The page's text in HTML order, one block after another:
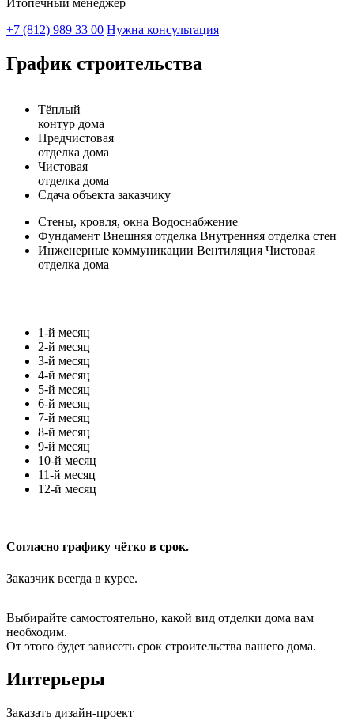
Итопечный менеджер
+7 (812) 989 33 00 Нужна консультация
График строительства
Тёплый
контур дома
Предчистовая
отделка дома
Чистовая
отделка дома
Сдача объекта заказчику
Стены, кровля, окна Водоснабжение
Фундамент Внешняя отделка Внутренняя отделка стен
Инженерные коммуникации Вентиляция Чистовая
отделка дома
1-й месяц
2-й месяц
3-й месяц
4-й месяц
5-й месяц
6-й месяц
7-й месяц
8-й месяц
9-й месяц
10-й месяц
11-й месяц
12-й месяц
Согласно графику чётко в срок.
Заказчик всегда в курсе.
Выбирайте самостоятельно, какой вид отделки дома вам
необходим.
От этого будет зависеть срок строительства вашего дома.
Интерьеры
Заказать дизайн-проект